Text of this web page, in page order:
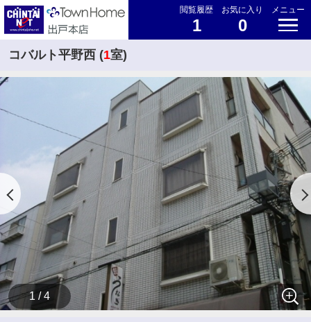
閲覧履歴
1
お気に入り
0
メニュー
コバルト平野西 (1室)
1 / 4